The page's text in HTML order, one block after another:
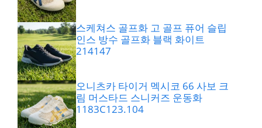
스케쳐스 골프화 고 골프 퓨어 슬립
인스 방수 골프화 블랙 화이트
214147
오니츠카 타이거 멕시코 66 사보 크
림 머스타드 스니커즈 운동화
1183C123.104